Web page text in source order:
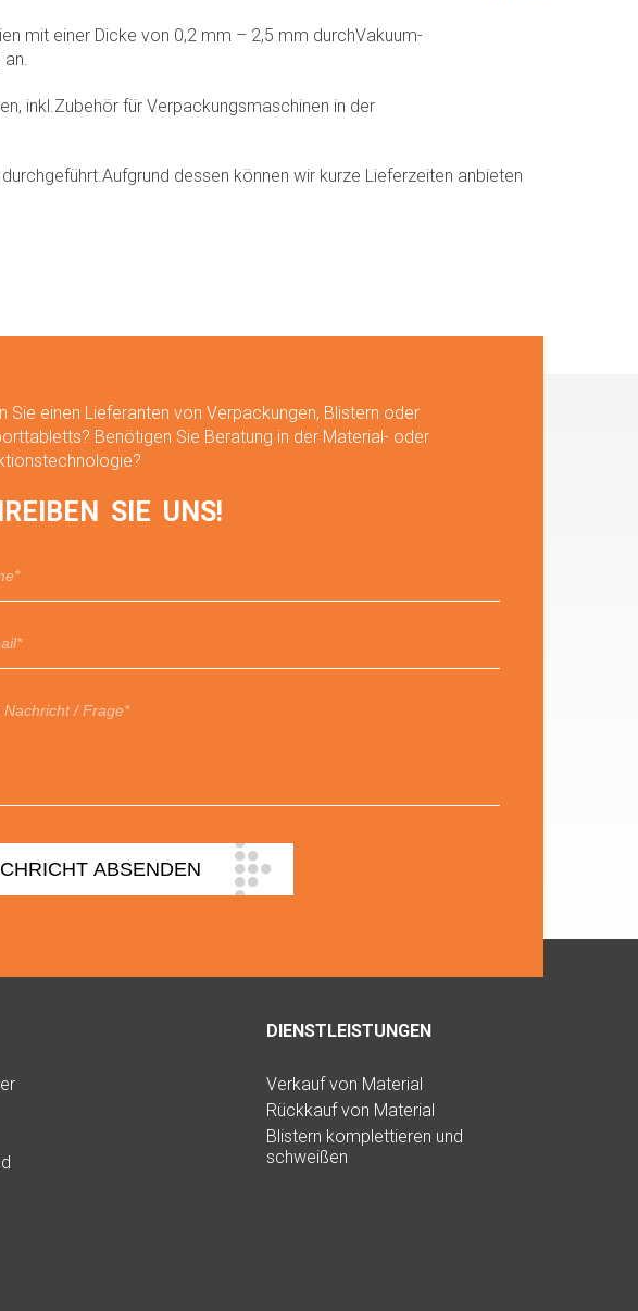
mit einer Dicke von 0,2 mm – 2,5 mm durchVakuum-
inkl. Zubehör für Verpackungsmaschinen in der
Aufgrund dessen können wir kurze Lieferzeiten anbieten
Sie einen Lieferanten von Verpackungen, Blistern oder
Benötigen Sie Beratung in der Material- oder
SIE UNS!
DIENSTLEISTUNGEN
Verkauf von Material
Rückkauf von Material
Blistern komplettieren und
schweißen